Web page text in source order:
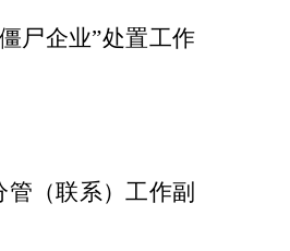
尸企业”处置工作
管（联系）工作副